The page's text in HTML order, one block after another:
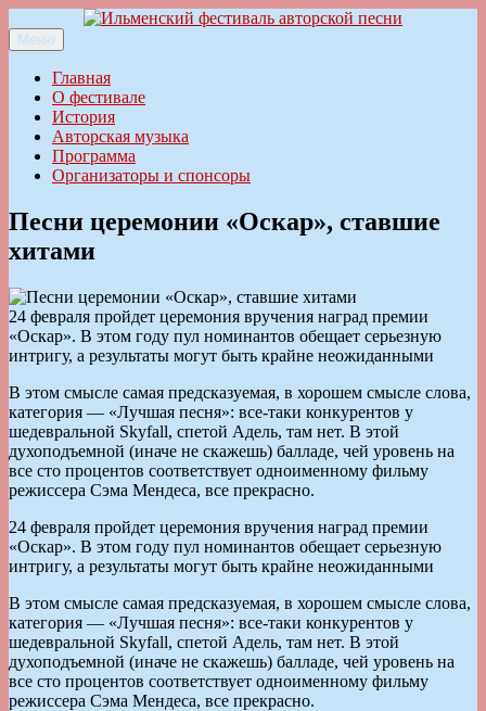
к
содержимому
Ильменский фестиваль авторской песни
Меню
Главная
О фестивале
История
Авторская музыка
Программа
Организаторы и спонсоры
Песни церемонии «Оскар», ставшие
хитами
24 февраля пройдет церемония вручения наград премии
«Оскар». В этом году пул номинантов обещает серьезную
интригу, а результаты могут быть крайне неожиданными
В этом смысле самая предсказуемая, в хорошем смысле слова,
категория — «Лучшая песня»: все-таки конкурентов у
шедевральной Skyfall, спетой Адель, там нет. В этой
духоподъемной (иначе не скажешь) балладе, чей уровень на
все сто процентов соответствует одноименному фильму
режиссера Сэма Мендеса, все прекрасно.
24 февраля пройдет церемония вручения наград премии
«Оскар». В этом году пул номинантов обещает серьезную
интригу, а результаты могут быть крайне неожиданными
В этом смысле самая предсказуемая, в хорошем смысле слова,
категория — «Лучшая песня»: все-таки конкурентов у
шедевральной Skyfall, спетой Адель, там нет. В этой
духоподъемной (иначе не скажешь) балладе, чей уровень на
все сто процентов соответствует одноименному фильму
режиссера Сэма Мендеса, все прекрасно.